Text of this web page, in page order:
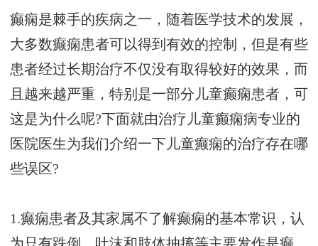
癫痫是棘手的疾病之一，随着医学技术的发展，
大多数癫痫患者可以得到有效的控制，但是有些
患者经过长期治疗不仅没有取得较好的效果，而
且越来越严重，特别是一部分儿童癫痫患者，可
这是为什么呢?下面就由治疗儿童癫痫病专业的
医院医生为我们介绍一下儿童癫痫的治疗存在哪
些误区?
1.癫痫患者及其家属不了解癫痫的基本常识，认